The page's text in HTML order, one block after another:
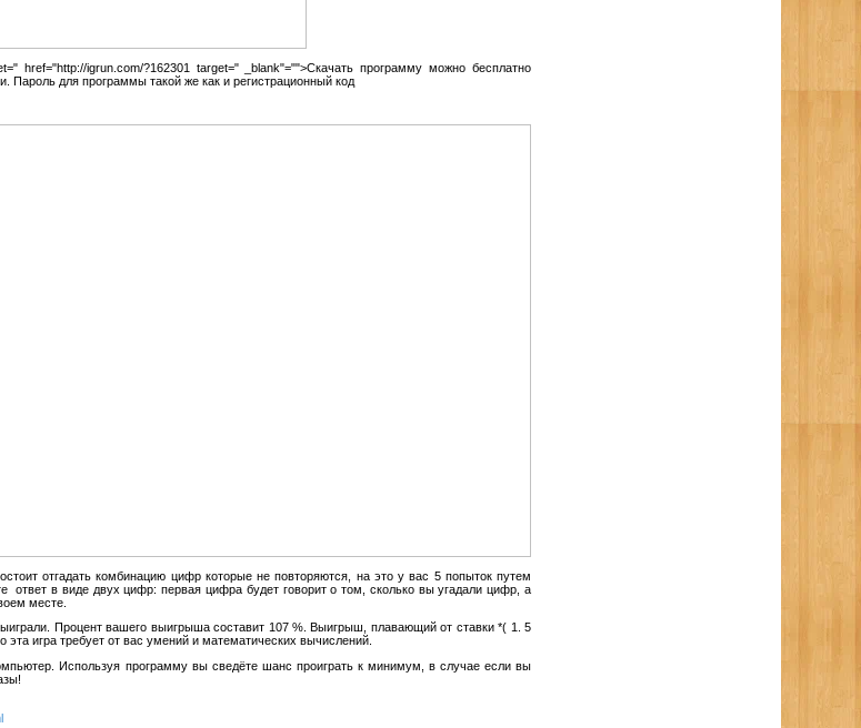
href="http://igrun.com/?162301 target=" _blank"="">Скачать программу можно бесплатно
Пароль для программы такой же как и регистрационный код
отгадать комбинацию цифр которые не повторяются, на это у вас 5 попыток путем
ответ в видe двyх цифp: первая цифра будет говорит о том, сколько вы угадали цифр, а
месте.
Процент вашего выигрыша составит 107 %. Выигрыш, плавающий от ставки *( 1. 5
эта игра требует от вас умений и математических вычислений.
Используя программу вы сведёте шанс проиграть к минимум, в случае если вы